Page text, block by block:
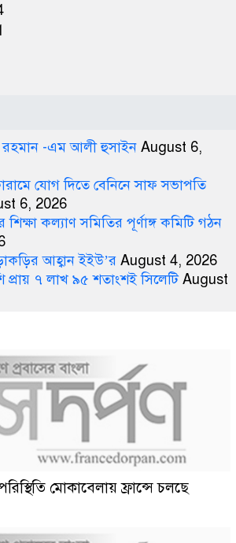
রহমান -এম আলী হুসাইন August 6,
যোগ দিতে বেনিনে সাফ সভাপতি
6, 2026
কল্যাণ সমিতির পূর্ণাঙ্গ কমিটি গঠন
আহ্বান ইইউ’র August 4, 2026
প্রায় ৭ লাখ ৯৫ শতাংশই সিলেটি August
মোকাবেলায় ফ্রান্সে চলছে